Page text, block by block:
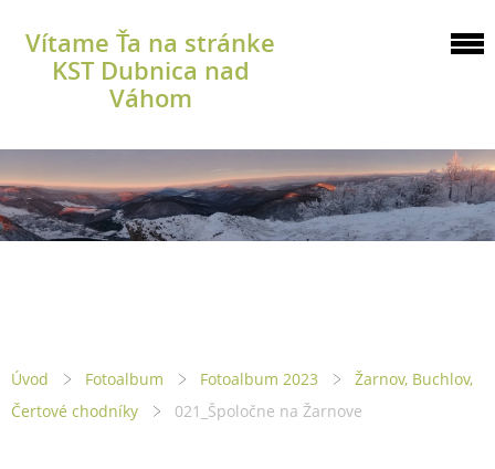
Vítame Ťa na stránke
KST Dubnica nad
Váhom
Úvod Fotoalbum Fotoalbum 2023
Žarnov, Buchlov,
Čertové chodníky
021_Špoločne na Žarnove